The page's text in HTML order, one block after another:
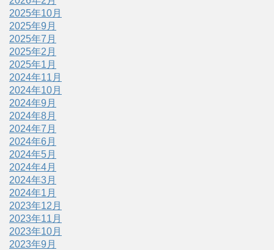
2025年10月
2025年9月
2025年7月
2025年2月
2025年1月
2024年11月
2024年10月
2024年9月
2024年8月
2024年7月
2024年6月
2024年5月
2024年4月
2024年3月
2024年1月
2023年12月
2023年11月
2023年10月
2023年9月